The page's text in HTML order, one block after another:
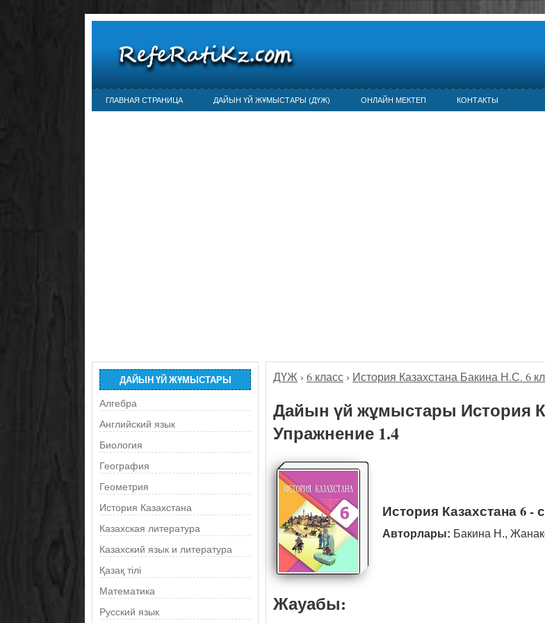
ГЛАВНАЯ СТРАНИЦА ДАЙЫН ҮЙ ЖҰМЫСТАРЫ (ДҮЖ) ОНЛАЙН МЕКТЕП КОНТАКТЫ
ДАЙЫН ҮЙ ЖҰМЫСТАРЫ
Алгебра
Английский язык
Биология
География
Геометрия
История Казахстана
Казахская литература
Казахский язык и литература
Қазақ тілі
Математика
Русский язык
ДҮЖ › 6 класс › История Казахстана Бакина Н.С. 6
Дайын үй жұмыстары История
Упражнение 1.4
История Казахстана 6 -
Авторлары: Бакина Н.,
Жауабы: